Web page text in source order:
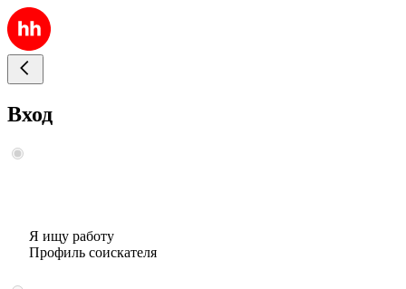
Вход
Я ищу работу
Профиль соискателя